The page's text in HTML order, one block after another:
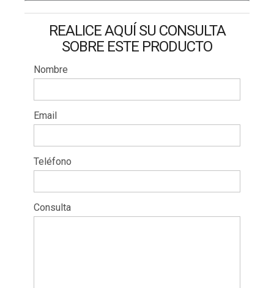
REALICE AQUÍ SU CONSULTA
SOBRE ESTE PRODUCTO
Nombre
Email
Teléfono
Consulta